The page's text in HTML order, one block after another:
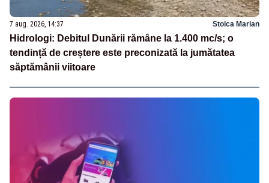
7 aug. 2026, 14:37 Stoica Marian
Hidrologi: Debitul Dunării rămâne la 1.400 mc/s; o
tendință de creștere este preconizată la jumătatea
săptămânii viitoare